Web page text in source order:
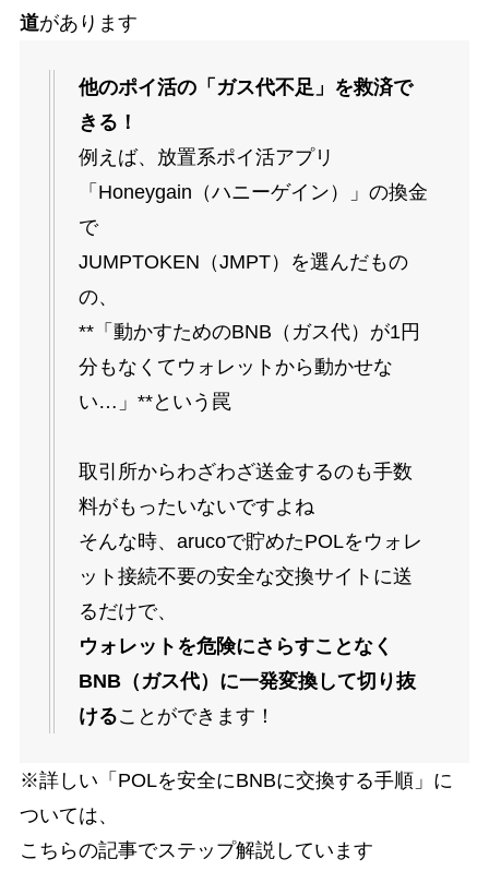
道があります
他のポイ活の「ガス代不足」を救済で
きる！
例えば、放置系ポイ活アプリ
「Honeygain（ハニーゲイン）」の換金
で
JUMPTOKEN（JMPT）を選んだもの
の、
**「動かすためのBNB（ガス代）が1円
分もなくてウォレットから動かせな
い…」**という罠
取引所からわざわざ送金するのも手数
料がもったいないですよね
そんな時、arucoで貯めたPOLをウォレ
ット接続不要の安全な交換サイトに送
るだけで、
ウォレットを危険にさらすことなく
BNB（ガス代）に一発変換して切り抜
けることができます！
※詳しい「POLを安全にBNBに交換する手順」に
ついては、
こちらの記事でステップ解説しています